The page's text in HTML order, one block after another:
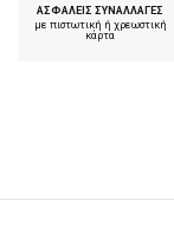
ΑΣΦΑΛΕΙΣ ΣΥΝΑΛΛΑΓΕΣ
με πιστωτική ή χρεωστική
κάρτα